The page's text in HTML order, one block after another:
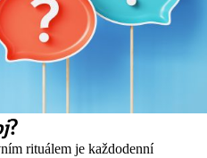
?
rituálem je každodenní